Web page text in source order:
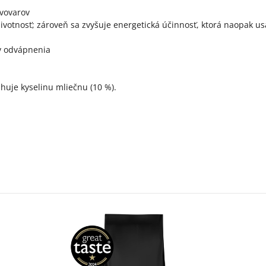
zároveň sa zvyšuje energetická účinnosť, ktorá naopak
odvápnenia
kyselinu mliečnu (10 %).